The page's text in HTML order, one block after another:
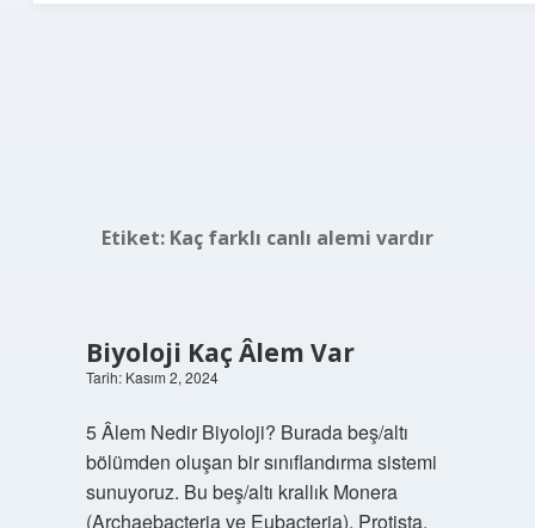
Etiket: Kaç farklı canlı alemi vardır
Biyoloji Kaç Âlem Var
Tarih: Kasım 2, 2024
5 Âlem Nedir Biyoloji? Burada beş/altı
bölümden oluşan bir sınıflandırma sistemi
sunuyoruz. Bu beş/altı krallık Monera
(Archaebacteria ve Eubacteria), Protista,